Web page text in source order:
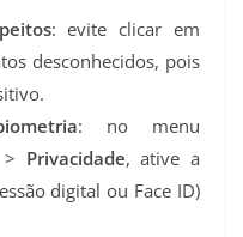
: evite clicar em
desconhecidos, pois
: no menu
> Privacidade, ative a
digital ou Face ID)